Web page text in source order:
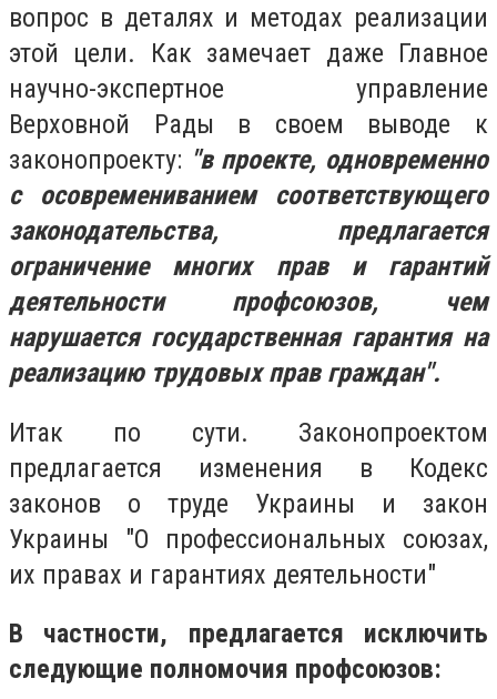
вопрос в деталях и методах реализации
этой цели. Как замечает даже Главное
научно-экспертное управление
Верховной Рады в своем выводе к
законопроекту: "в проекте, одновременно
с осовремениванием соответствующего
законодательства, предлагается
ограничение многих прав и гарантий
деятельности профсоюзов, чем
нарушается государственная гарантия на
реализацию трудовых прав граждан".
Итак по сути. Законопроектом
предлагается изменения в Кодекс
законов о труде Украины и закон
Украины "О профессиональных союзах,
их правах и гарантиях деятельности"
В частности, предлагается исключить
следующие полномочия профсоюзов: